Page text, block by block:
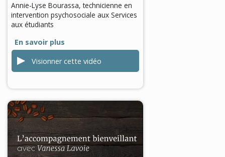
Annie-Lyse Bourassa, technicienne en
intervention psychosociale aux Services
aux étudiants
En savoir plus
Visionner cette vidéo